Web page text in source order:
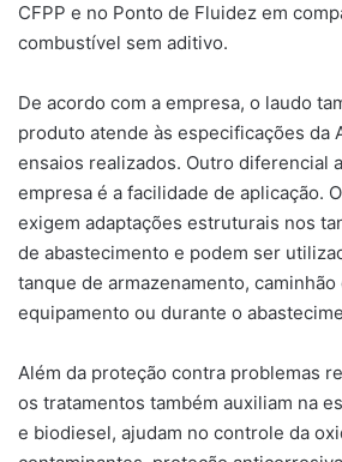
CFPP e no Ponto de Fluidez em
combustível sem aditivo.
De acordo com a empresa, o laudo
produto atende às especificações da
ensaios realizados. Outro diferencial
empresa é a facilidade de aplicação.
exigem adaptações estruturais nos
de abastecimento e podem ser
tanque de armazenamento, caminhão
equipamento ou durante o
Além da proteção contra problemas
os tratamentos também auxiliam na
e biodiesel, ajudam no controle da